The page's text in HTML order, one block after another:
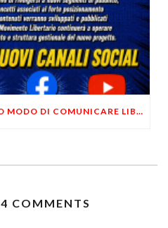
ARRIVA MOLIB, UN ALTRO MODO DI COMUNICARE LIBERTARIO
COMMENTS